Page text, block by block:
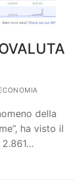
della
ha visto il